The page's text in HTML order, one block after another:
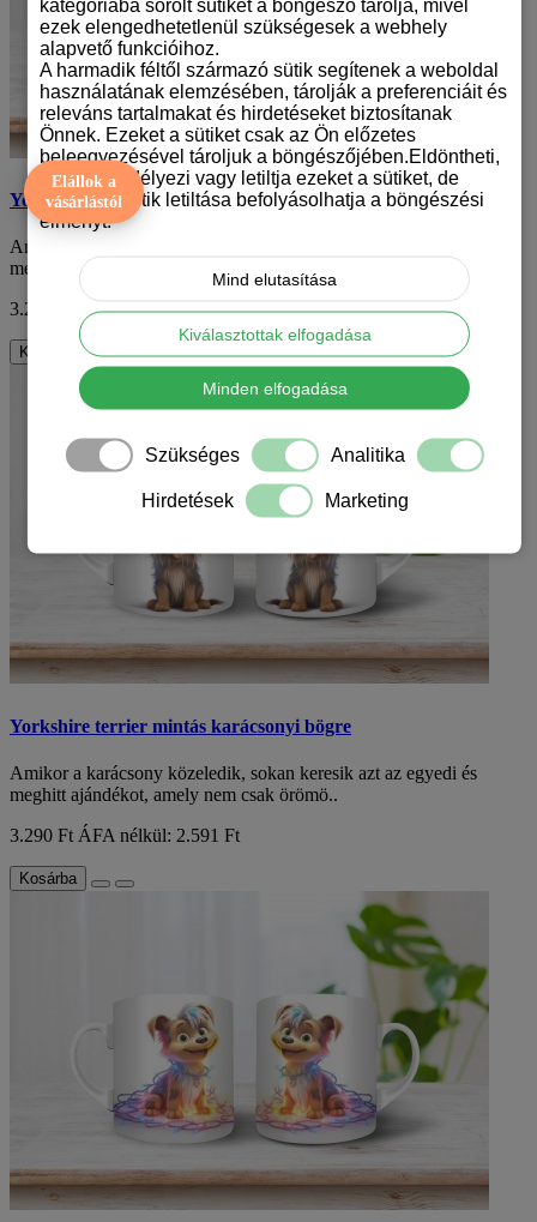
Yorkshire terrier mintás karácsonyi bögre
Amikor a karácsony közeledik, sokan keresik azt az egyedi és
meghitt ajándékot, amely nem csak örömö..
3.290 Ft
ÁFA nélkül: 2.591 Ft
Kosárba
Yorkshire terrier mintás karácsonyi bögre
Amikor a karácsony közeledik, sokan keresik azt az egyedi és
meghitt ajándékot, amely nem csak örömö..
3.290 Ft ÁFA nélkül: 2.591 Ft
Kosárba
Elállok a
vásárlástól
kategóriába sorolt sütiket a böngésző tárolja, mivel
ezek elengedhetetlenül szükségesek a webhely
alapvető funkcióihoz.
A harmadik féltől származó sütik segítenek a weboldal
használatának elemzésében, tárolják a preferenciáit és
releváns tartalmakat és hirdetéseket biztosítanak
Önnek. Ezeket a sütiket csak az Ön előzetes
beleegyezésével tároljuk a böngészőjében.Eldöntheti,
hogy engedélyezi vagy letiltja ezeket a sütiket, de
bizonyos sütik letiltása befolyásolhatja a böngészési
élményt.
Mind elutasítása
Kiválasztottak elfogadása
Minden elfogadása
Szükséges Analitika
Hirdetések Marketing